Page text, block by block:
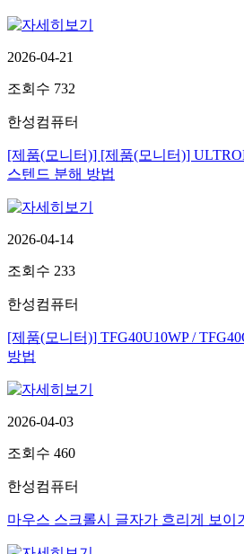
2026-04-21
조회수 732
한성컴퓨터
[제품(모니터)] [제품(모니터)]
스텐드 분해 방법
2026-04-14
조회수 233
한성컴퓨터
[제품(모니터)] TFG40U10WP /
방법
2026-04-03
조회수 460
한성컴퓨터
마우스 스크롤시 글자가 흐리게 보이